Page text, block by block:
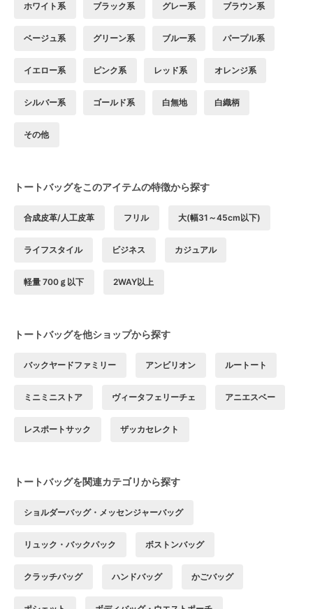
ホワイト系 ブラック系 グレー系 ブラウン系
ベージュ系 グリーン系 ブルー系 パープル系
イエロー系 ピンク系 レッド系 オレンジ系
シルバー系 ゴールド系 白無地 白織柄
その他
トートバッグをこのアイテムの特徴から探す
合成皮革/人工皮革 フリル 大(幅31～45cm以下)
ライフスタイル ビジネス カジュアル
軽量 700ｇ以下 2WAY以上
トートバッグを他ショップから探す
バックヤードファミリー アンビリオン ルートート
ミニミニストア ヴィータフェリーチェ アニエスベー
レスポートサック ザッカセレクト
トートバッグを関連カテゴリから探す
ショルダーバッグ・メッセンジャーバッグ
リュック・バックパック ボストンバッグ
クラッチバッグ ハンドバッグ かごバッグ